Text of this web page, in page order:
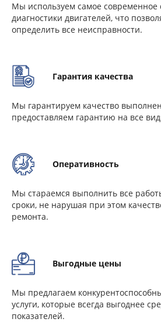
Мы используем самое современное
диагностики двигателей, что
определить все неисправности.
Гарантия качества
Мы гарантируем качество
предоставляем гарантию на все
Оперативность
Мы стараемся выполнить все
сроки, не нарушая при этом
ремонта.
Выгодные цены
Мы предлагаем
услуги, которые всегда выгоднее
показателей.